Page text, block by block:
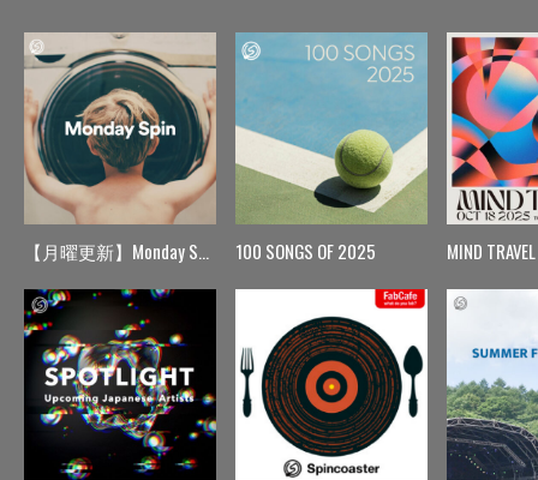
【月曜更新】Monday Spin 100 SONGS OF 2025 MIND TRAVEL